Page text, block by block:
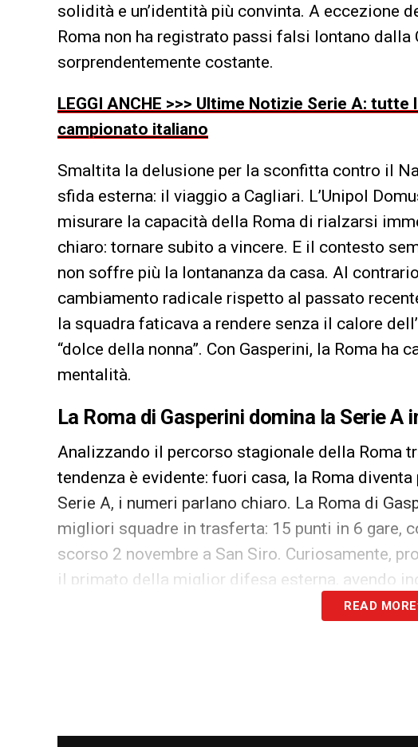
solidità e un’identità più convinta. A eccezione
Roma non ha registrato passi falsi lontano
sorprendentemente costante.
LEGGI ANCHE >>> Ultime Notizie Serie A:
campionato italiano
Smaltita la delusione per la sconfitta contro il
sfida esterna: il viaggio a Cagliari. L’Unipol
misurare la capacità della Roma di rialzarsi
chiaro: tornare subito a vincere. E il contesto
non soffre più la lontananza da casa. Al
cambiamento radicale rispetto al passato
la squadra faticava a rendere senza il calore
“dolce della nonna”. Con Gasperini, la Roma ha
mentalità.
La Roma di Gasperini domina la Serie A
Analizzando il percorso stagionale della Roma
tendenza è evidente: fuori casa, la Roma
Serie A, i numeri parlano chiaro. La Roma di
migliori squadre in trasferta: 15 punti in 6 gare,
scorso 2 novembre a San Siro. Curiosamente,
il primato della miglior difesa esterna, avendo
Il rendimento europeo della Roma segue la
READ MORE